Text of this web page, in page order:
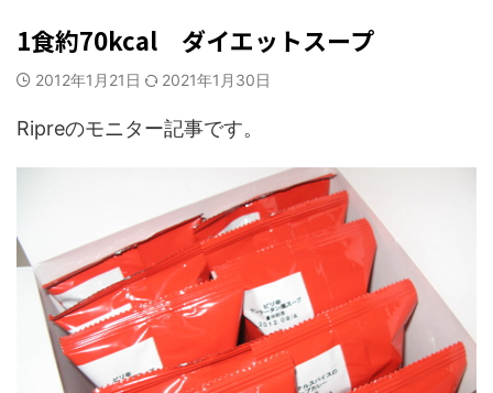
1食約70kcal ダイエットスープ
2012年1月21日 2021年1月30日
Ripreのモニター記事です。